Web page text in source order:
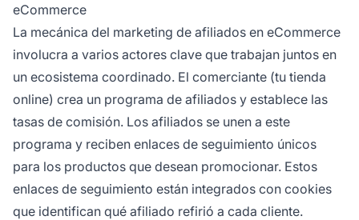
eCommerce
La mecánica del marketing de afiliados en eCommerce
involucra a varios actores clave que trabajan juntos en
un ecosistema coordinado. El comerciante (tu tienda
online) crea un programa de afiliados y establece las
tasas de comisión. Los afiliados se unen a este
programa y reciben enlaces de seguimiento únicos
para los productos que desean promocionar. Estos
enlaces de seguimiento están integrados con cookies
que identifican qué afiliado refirió a cada cliente.